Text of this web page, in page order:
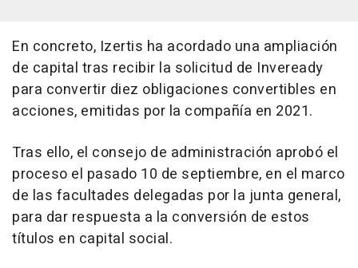
En concreto, Izertis ha acordado una ampliación
de capital tras recibir la solicitud de Inveready
para convertir diez obligaciones convertibles en
acciones, emitidas por la compañía en 2021.
Tras ello, el consejo de administración aprobó el
proceso el pasado 10 de septiembre, en el marco
de las facultades delegadas por la junta general,
para dar respuesta a la conversión de estos
títulos en capital social.